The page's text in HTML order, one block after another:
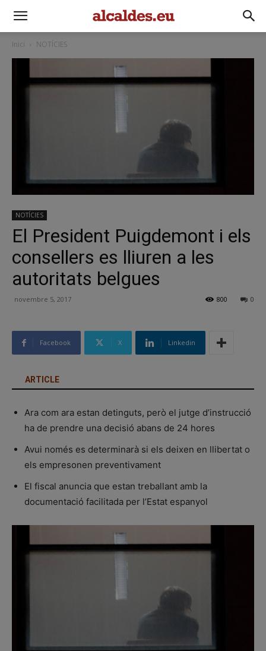
Inici NOTÍCIES
NOTÍCIES
El President Puigdemont i els
consellers es lliuren a les
autoritats belgues
novembre 5, 2017 0
800
Facebook X Linkedin
ARTICLE
Ara com ara estan detinguts, però el jutge d’instrucció
ha de prendre una decisió abans de 24 hores
Avui només es determinarà si els deixen en llibertat o
els empresonen preventivament
El fiscal anuncia que estan treballant amb la
documentació facilitada per l’Estat espanyol